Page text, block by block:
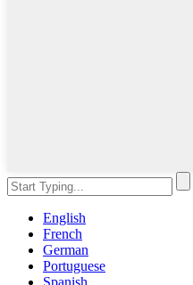
English
French
German
Portuguese
Spanish